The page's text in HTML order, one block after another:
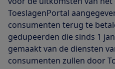
ToeslagenPortal
consumenten terug te
gedupeerden die sinds 1
gemaakt van de diensten
consumenten zullen door